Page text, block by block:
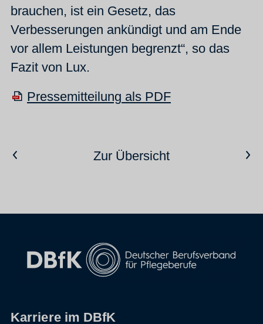
brauchen, ist ein Gesetz, das
Verbesserungen ankündigt und am Ende
vor allem Leistungen begrenzt“, so das
Fazit von Lux.
Pressemitteilung als PDF
Vorheriger ArtikelZur ÜbersichtNächster Artikel
Karriere im DBfK